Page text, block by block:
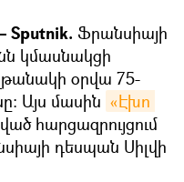
Sputnik. Ֆրանսիայի
կմասնակցի
օրվա 75-
Այս մասին «Էխո
հարցազրույցում
դեսպան Սիլվի